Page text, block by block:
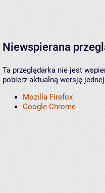
Niewspierana
Ta przeglądarka nie jest
pobierz aktualną wersję
Mozilla Firefox
Google Chrome